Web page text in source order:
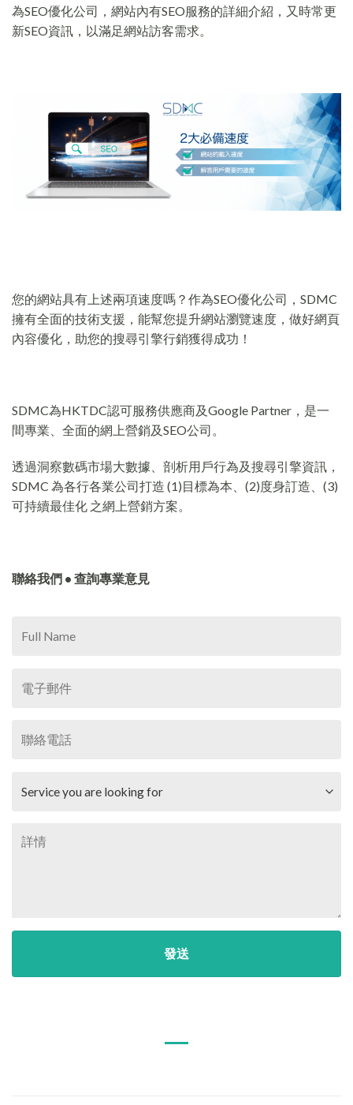
為SEO優化公司，網站內有SEO服務的詳細介紹，又時常更
新SEO資訊，以滿足網站訪客需求。
您的網站具有上述兩項速度嗎？作為SEO優化公司，SDMC
擁有全面的技術支援，能幫您提升網站瀏覽速度，做好網頁
內容優化，助您的搜尋引擎行銷獲得成功！
SDMC為HKTDC認可服務供應商及Google Partner，是一
間專業、全面的網上營銷及SEO公司。
透過洞察數碼市場大數據、剖析用戶行為及搜尋引擎資訊，
SDMC 為各行各業公司打造 (1)目標為本、(2)度身訂造、(3)
可持續最佳化 之網上營銷方案。
聯絡我們 • 查詢專業意見